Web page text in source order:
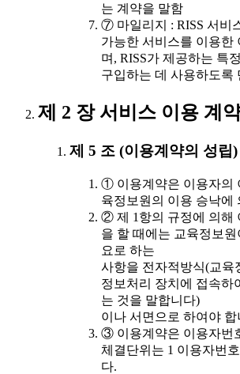
는 계약을 말함
⑦ 마일리지 : RISS 서비
가능한 서비스를 이용한
며, RISS가 제공하는 특
구입하는 데 사용하도록
제 2 장 서비스 이용 계
제 5 조 (이용계약의 성립)
① 이용계약은 이용자의
육정보원의 이용 승낙에
② 제 1항의 규정에 의해
을 할 때에는 교육정보
요로 하는
사항을 전자적방식(교육
정보처리 장치에 접속하
는 것을 말합니다)
이나 서면으로 하여야 합
③ 이용계약은 이용자번
체결단위는 1 이용자번
다.